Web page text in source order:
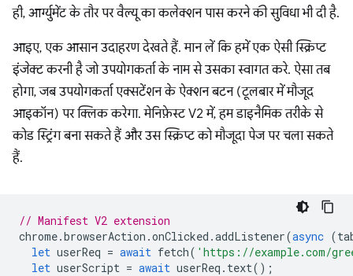
ही, आर्ग्युमेंट के तौर पर वैल्यू का कलेक्शन पास करने की सुविधा भी दी है.
आइए, एक आसान उदाहरण देखते हैं. मान लें कि हमें एक ऐसी स्क्रिप्ट
इंजेक्ट करनी है जो उपयोगकर्ता के नाम से उसका स्वागत करे. ऐसा तब
होगा, जब उपयोगकर्ता एक्सटेंशन के ऐक्शन बटन (टूलबार में मौजूद
आइकॉन) पर क्लिक करेगा. मेनिफ़ेस्ट V2 में, हम डाइनैमिक तरीके से
कोड स्ट्रिंग बना सकते हैं और उस स्क्रिप्ट को मौजूदा पेज पर चला सकते
हैं.
// Manifest V2 extension
chrome.browserAction .onClicked .addListener(async (
let userReq = await fetch( 'https://example.com/
let userScript = await userReq . text();